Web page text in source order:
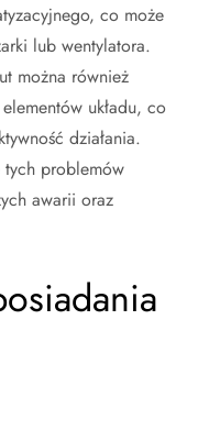
co może
lub wentylatora.
można również
układu, co
działania.
problemów
awarii oraz